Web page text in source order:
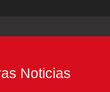
Noticias